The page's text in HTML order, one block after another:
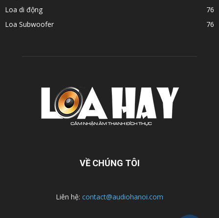
Loa di động
76
Loa Subwoofer
76
VỀ CHÚNG TÔI
Liên hệ: contact@audiohanoi.com